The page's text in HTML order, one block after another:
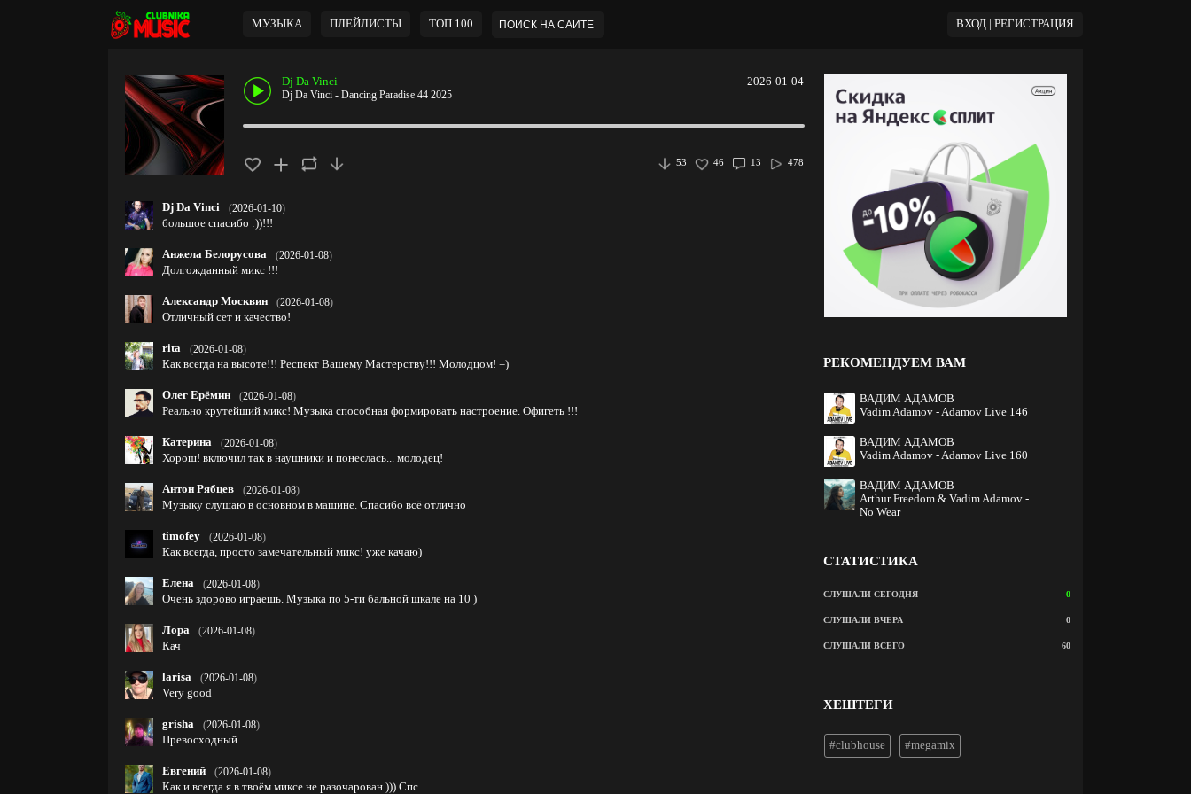
МУЗЫКА ПЛЕЙЛИСТЫ ТОП 100 ВХОД | РЕГИСТРАЦИЯ
2026-01-04
Dj Da Vinci
Dj Da Vinci - Dancing Paradise 44 2025
478
13
46
53
Dj Da Vinci (2026-01-10)
большое спасибо :))!!!
Анжела Белорусова (2026-01-08)
Долгожданный микс !!!
Александр Москвин (2026-01-08)
Отличный сет и качество!
rita (2026-01-08)
Как всегда на высоте!!! Респект Вашему Мастерству!!! Молодцом! =)
Олег Ерёмин (2026-01-08)
Реально крутейший микс! Музыка способная формировать настроение. Офигеть !!!
Катерина (2026-01-08)
Хорош! включил так в наушники и понеслась... молодец!
Антон Рябцев (2026-01-08)
Музыку слушаю в основном в машине. Спасибо всё отлично
timofey (2026-01-08)
Как всегда, просто замечательный микс! уже качаю)
Елена (2026-01-08)
Очень здорово играешь. Музыка по 5-ти бальной шкале на 10 )
Лора (2026-01-08)
Кач
larisa (2026-01-08)
Very good
grisha (2026-01-08)
Превосходный
Евгений (2026-01-08)
Как и всегда я в твоём миксе не разочарован ))) Спс
РЕКОМЕНДУЕМ ВАМ
ВАДИМ АДАМОВ
Vadim Adamov - Adamov Live 146
ВАДИМ АДАМОВ
Vadim Adamov - Adamov Live 160
ВАДИМ АДАМОВ
Arthur Freedom & Vadim Adamov -
No Wear
СТАТИСТИКА
СЛУШАЛИ СЕГОДНЯ 0
СЛУШАЛИ ВЧЕРА 0
СЛУШАЛИ ВСЕГО 60
ХЕШТЕГИ
#clubhouse #megamix